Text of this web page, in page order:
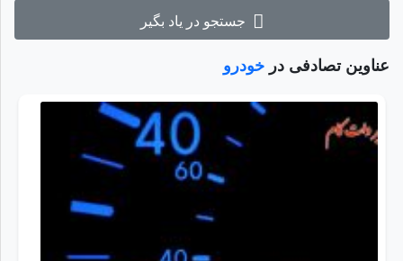
جستجو در یاد بگیر
عناوین تصادفی در خودرو